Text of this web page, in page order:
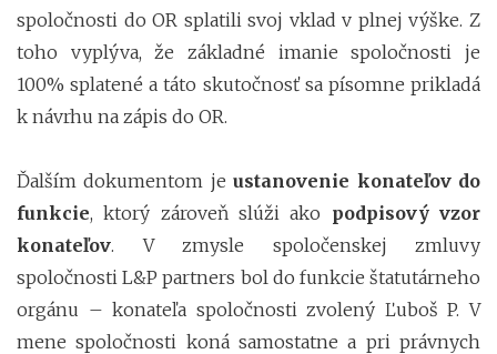
spoločnosti do OR splatili svoj vklad v plnej výške. Z
toho vyplýva, že základné imanie spoločnosti je
100% splatené a táto skutočnosť sa písomne prikladá
k návrhu na zápis do OR.
Ďalším dokumentom jeustanovenie konateľov do
funkcie, ktorý zároveň slúži ako podpisový vzor
konateľov. V zmysle spoločenskej zmluvy
spoločnosti L&P partners bol do funkcie štatutárneho
orgánu – konateľa spoločnosti zvolený Ľuboš P. V
mene spoločnosti koná samostatne a pri právnych